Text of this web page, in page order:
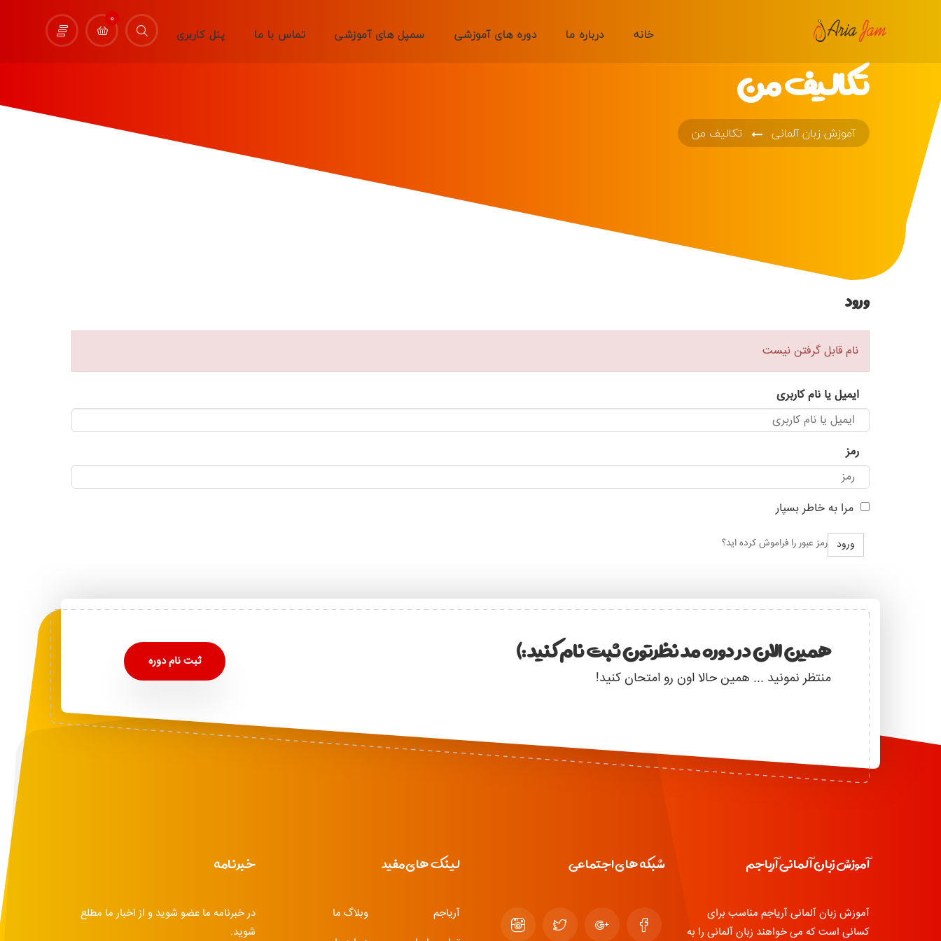
خانه درباره ما دوره های آموزشی سمپل های آموزشی تماس با ما پنل کاربری
0
تکالیف من
آموزش زبان آلمانی تکالیف من
ورود
نام قابل گرفتن نیست
ایمیل یا نام کاربری
رمز
مرا به خاطر بسپار
ورود رمز عبور را فراموش کرده اید؟
همین الان در دوره مد نظرتون ثبت نام کنید :)
منتظر نمونید ... همین حالا اون رو امتحان کنید!
ثبت نام دوره
آموزش زبان آلمانی آریاجم
آموزش زبان آلمانی آریاجم مناسب برای
کسانی است که می خواهند زبان آلمانی را به
شبکه های اجتماعی لینک های مفید
آریاجم
وبلاگ ما
خبرنامه
در خبرنامه ما عضو شوید و از اخبار ما مطلع
شوید.